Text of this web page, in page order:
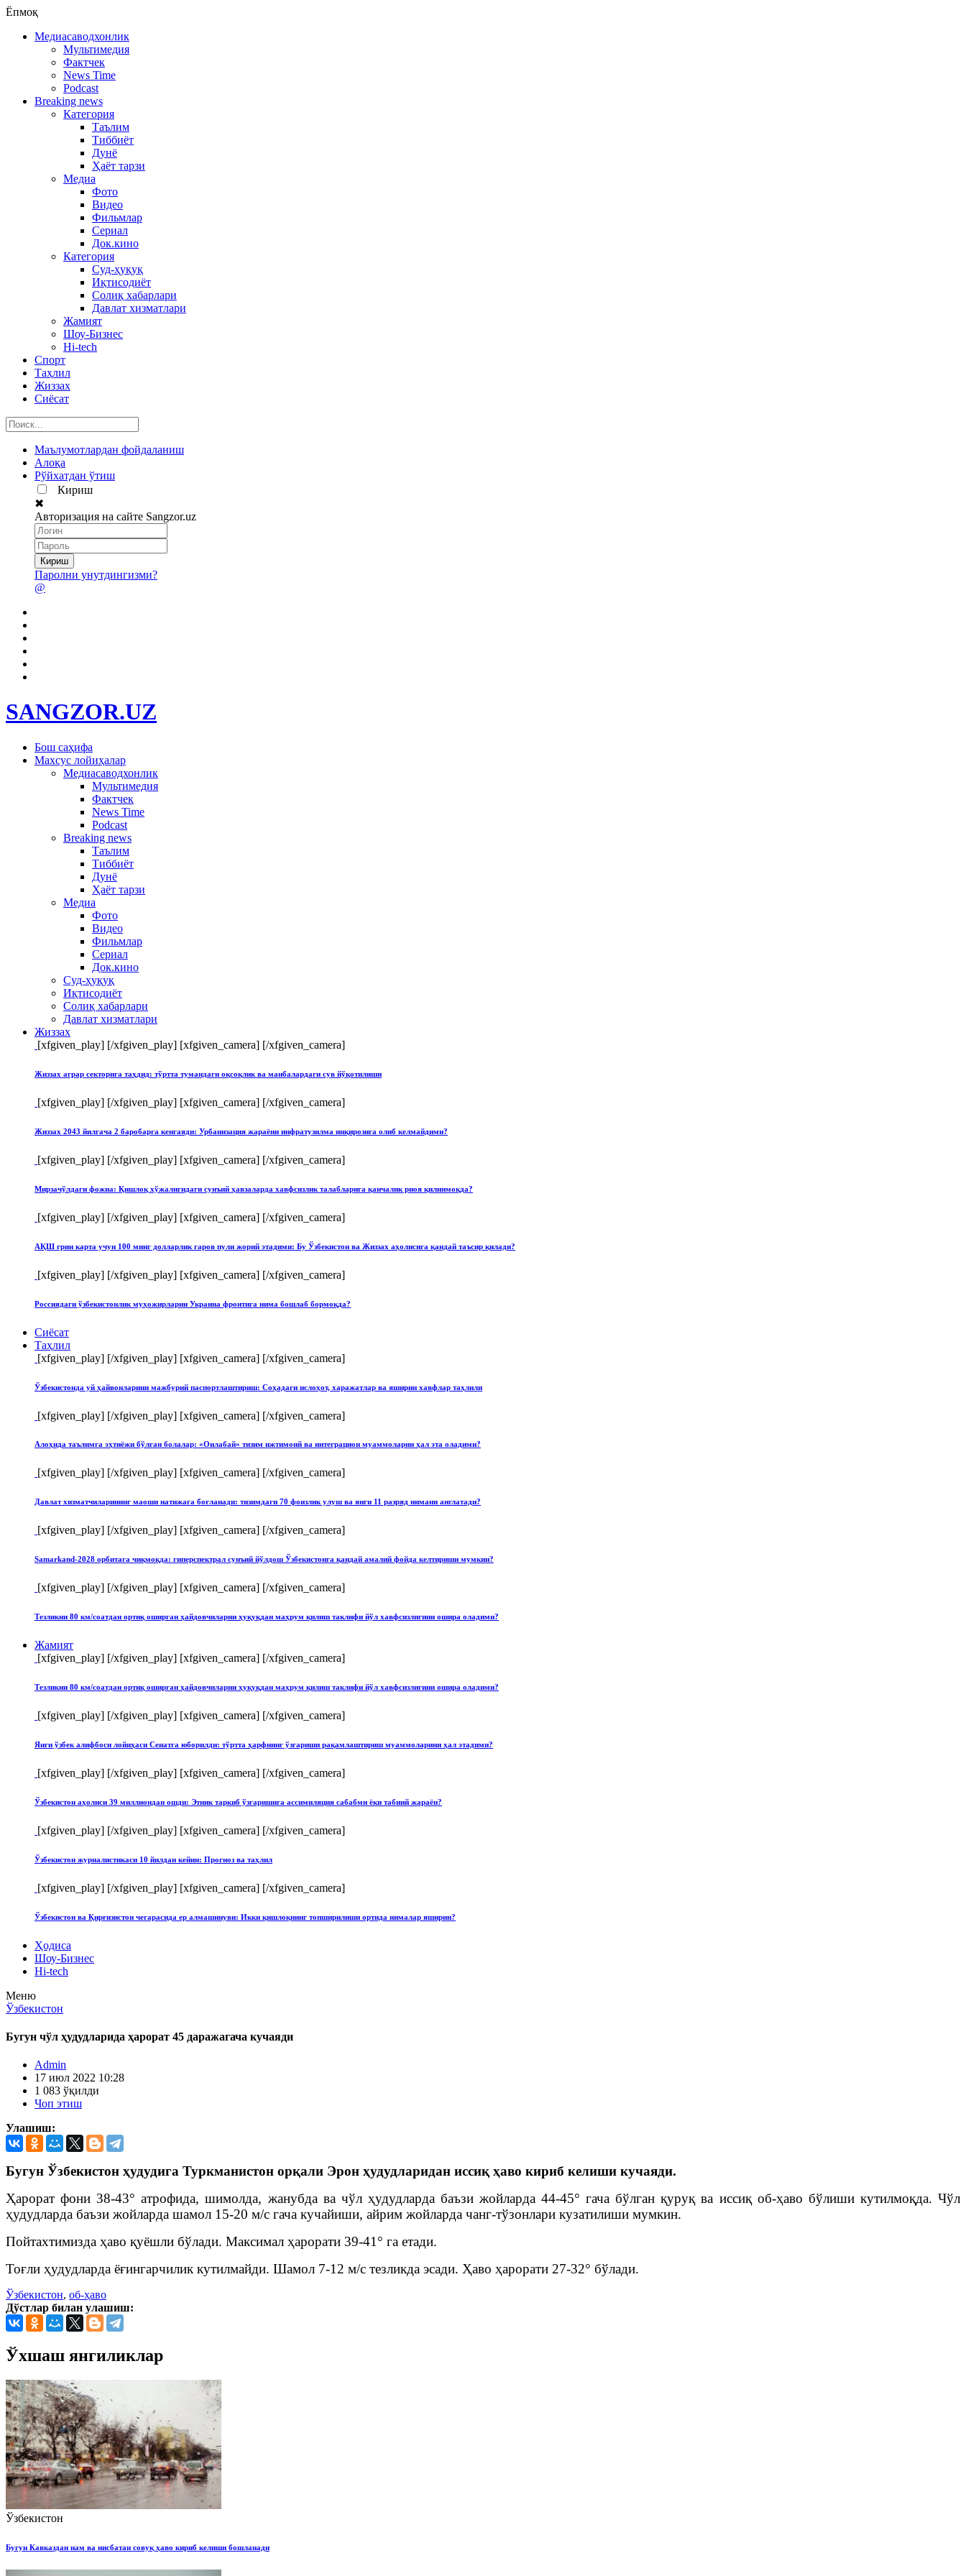
Ёпмоқ
Медиасаводхонлик
Мультимедия
Фактчек
News Time
Podcast
Breaking news
Категория
Таълим
Тиббиёт
Дунё
Ҳаёт тарзи
Медиа
Фото
Видео
Фильмлар
Сериал
Док.кино
Категория
Суд-ҳуқуқ
Иқтисодиёт
Солиқ хабарлари
Давлат хизматлари
Жамият
Шоу-Бизнес
Hi-tech
Спорт
Таҳлил
Жиззах
Сиёсат
Маълумотлардан фойдаланиш
Алоқа
Рўйхатдан ўтиш
Кириш
✖
Авторизация на сайте Sangzor.uz
Паролни унутдингизми?
@
SANGZOR.UZ
Бош саҳифа
Махсус лойиҳалар
Медиасаводхонлик
Мультимедия
Фактчек
News Time
Podcast
Breaking news
Таълим
Тиббиёт
Дунё
Ҳаёт тарзи
Медиа
Фото
Видео
Фильмлар
Сериал
Док.кино
Суд-ҳуқуқ
Иқтисодиёт
Солиқ хабарлари
Давлат хизматлари
Жиззах
[xfgiven_play] [/xfgiven_play] [xfgiven_camera] [/xfgiven_camera]
Жиззах аграр секторига таҳдид: тўртта тумандаги оқсоқлик ва манбалардаги сув йўқотилиши
[xfgiven_play] [/xfgiven_play] [xfgiven_camera] [/xfgiven_camera]
Жиззах 2043 йилгача 2 баробарга кенгаяди: Урбанизация жараёни инфратузилма инқирозига олиб келмайдими?
[xfgiven_play] [/xfgiven_play] [xfgiven_camera] [/xfgiven_camera]
Мирзачўлдаги фожиа: Қишлоқ хўжалигидаги сунъий ҳавзаларда хавфсизлик талабларига қанчалик риоя қилинмоқда?
[xfgiven_play] [/xfgiven_play] [xfgiven_camera] [/xfgiven_camera]
АҚШ грин карта учун 100 минг долларлик гаров пули жорий этадими: Бу Ўзбекистон ва Жиззах аҳолисига қандай таъсир қилади?
[xfgiven_play] [/xfgiven_play] [xfgiven_camera] [/xfgiven_camera]
Россиядаги ўзбекистонлик муҳожирларни Украина фронтига нима бошлаб бормоқда?
Сиёсат
Таҳлил
[xfgiven_play] [/xfgiven_play] [xfgiven_camera] [/xfgiven_camera]
Ўзбекистонда уй ҳайвонларини мажбурий паспортлаштириш: Соҳадаги ислоҳот, харажатлар ва яширин хавфлар таҳлили
[xfgiven_play] [/xfgiven_play] [xfgiven_camera] [/xfgiven_camera]
Алоҳида таълимга эҳтиёжи бўлган болалар: «Оилабай» тизим ижтимоий ва интеграцион муаммоларни ҳал эта оладими?
[xfgiven_play] [/xfgiven_play] [xfgiven_camera] [/xfgiven_camera]
Давлат хизматчиларининг маоши натижага боғланади: тизимдаги 70 фоизлик улуш ва янги 11 разряд нимани англатади?
[xfgiven_play] [/xfgiven_play] [xfgiven_camera] [/xfgiven_camera]
Samarkand-2028 орбитага чиқмоқда: гиперспектрал сунъий йўлдош Ўзбекистонга қандай амалий фойда келтириши мумкин?
[xfgiven_play] [/xfgiven_play] [xfgiven_camera] [/xfgiven_camera]
Тезликни 80 км/соатдан ортиқ оширган ҳайдовчиларни ҳуқуқдан маҳрум қилиш таклифи йўл хавфсизлигини ошира оладими?
Жамият
[xfgiven_play] [/xfgiven_play] [xfgiven_camera] [/xfgiven_camera]
Тезликни 80 км/соатдан ортиқ оширган ҳайдовчиларни ҳуқуқдан маҳрум қилиш таклифи йўл хавфсизлигини ошира оладими?
[xfgiven_play] [/xfgiven_play] [xfgiven_camera] [/xfgiven_camera]
Янги ўзбек алифбоси лойиҳаси Сенатга юборилди: тўртта ҳарфнинг ўзгариши рақамлаштириш муаммоларини ҳал этадими?
[xfgiven_play] [/xfgiven_play] [xfgiven_camera] [/xfgiven_camera]
Ўзбекистон аҳолиси 39 миллиондан ошди: Этник таркиб ўзгаришига ассимиляция сабабми ёки табиий жараён?
[xfgiven_play] [/xfgiven_play] [xfgiven_camera] [/xfgiven_camera]
Ўзбекистон журналистикаси 10 йилдан кейин: Прогноз ва таҳлил
[xfgiven_play] [/xfgiven_play] [xfgiven_camera] [/xfgiven_camera]
Ўзбекистон ва Қирғизистон чегарасида ер алмашинуви: Икки қишлоқнинг топширилиши ортида нималар яширин?
Ҳодиса
Шоу-Бизнес
Hi-tech
Меню
Ўзбекистон
Бугун чўл ҳудудларида ҳарорат 45 даражагача кучаяди
Admin
17 июл 2022 10:28
1 083 ўқилди
Чоп этиш
Улашиш:
Бугун Ўзбекистон ҳудудига Туркманистон орқали Эрон ҳудудларидан иссиқ ҳаво кириб келиши кучаяди.
Ҳарорат фони 38-43° атрофида, шимолда, жанубда ва чўл ҳудудларда баъзи жойларда 44-45° гача бўлган қуруқ ва иссиқ об-ҳаво бўлиши кутилмоқда. Чўл
ҳудудларда баъзи жойларда шамол 15-20 м/с гача кучайиши, айрим жойларда чанг-тўзонлари кузатилиши мумкин.
Пойтахтимизда ҳаво қуёшли бўлади. Максимал ҳарорати 39-41° га етади.
Тоғли ҳудудларда ёғингарчилик кутилмайди. Шамол 7-12 м/с тезликда эсади. Ҳаво ҳарорати 27-32° бўлади.
Ўзбекистон, об-ҳаво
Дўстлар билан улашиш:
Ўхшаш янгиликлар
Ўзбекистон
Бугун Кавказдан нам ва нисбатан совуқ ҳаво кириб келиши бошланади